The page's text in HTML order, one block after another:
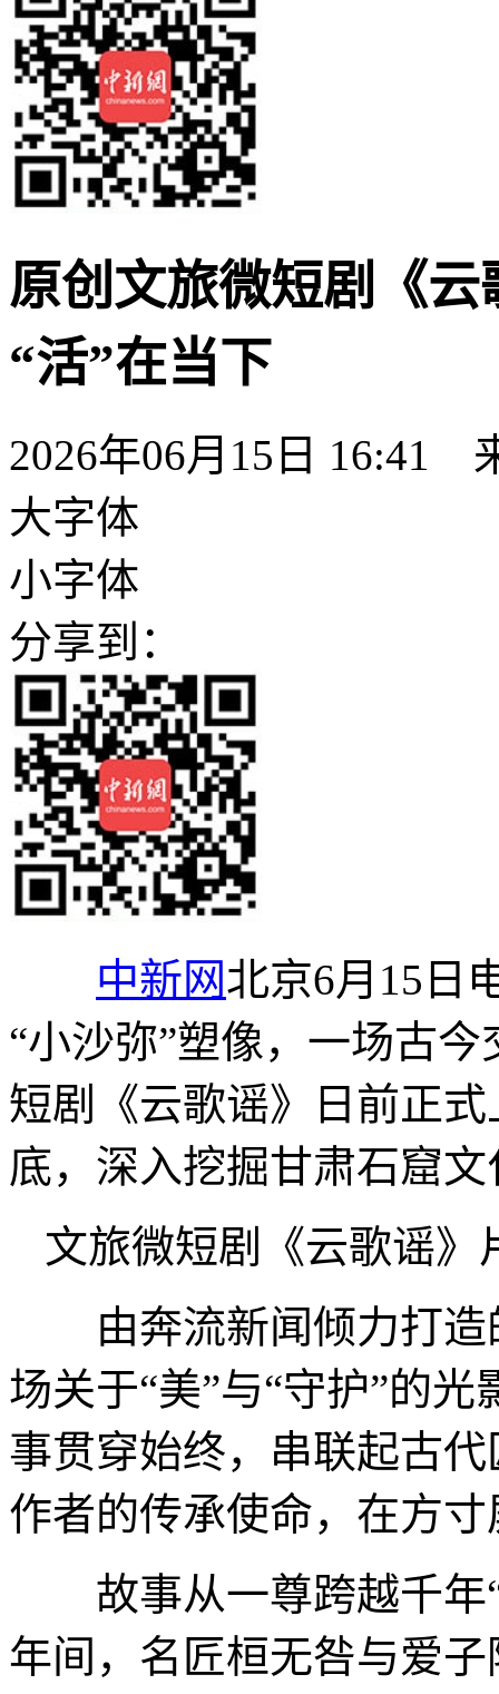
原创文旅微短剧《
“活”在当下
2026年06月15日 16:41
大字体
小字体
分享到：
中新网北京6月15日
“小沙弥”塑像，一场古
短剧《云歌谣》日前正
底，深入挖掘甘肃石窟
文旅微短剧《云歌谣
由奔流新闻倾力打造
场关于“美”与“守护”的
事贯穿始终，串联起古
作者的传承使命，在方
故事从一尊跨越千年“
年间，名匠桓无咎与爱